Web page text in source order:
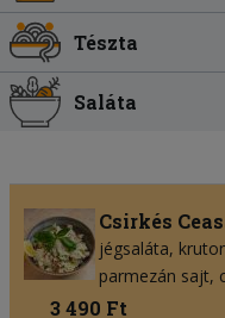
Tészta
Saláta
Csirkés
jégsaláta
parmezán sajt
3 490 Ft